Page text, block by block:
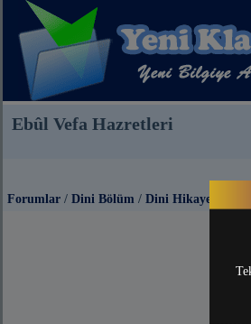
Ebûl Vefa Hazretleri
Forumlar / Dini Bölüm / Dini Hikayeler